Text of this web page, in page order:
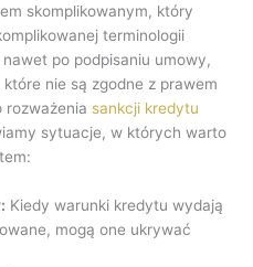
skomplikowanym, który
terminologii
po podpisaniu umowy,
nie są zgodne z prawem
rozważenia sankcji kredytu
sytuacje, w których warto
Kiedy warunki kredytu wydają
mogą one ukrywać